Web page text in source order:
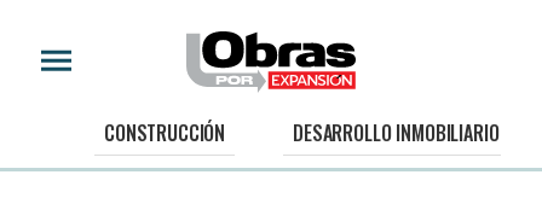
CONSTRUCCIÓN DESARROLLO INMOBILIARIO